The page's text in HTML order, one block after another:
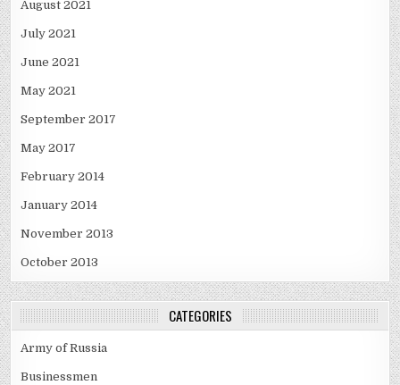
August 2021
July 2021
June 2021
May 2021
September 2017
May 2017
February 2014
January 2014
November 2013
October 2013
CATEGORIES
Army of Russia
Businessmen